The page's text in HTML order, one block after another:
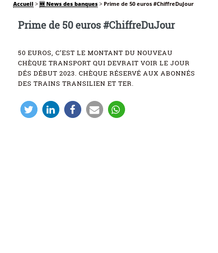
Accueil > 🆕 News des banques> Prime de 50 euros #ChiffreDuJour
Prime de 50 euros #ChiffreDuJour
50 EUROS, C’EST LE MONTANT DU NOUVEAU
CHÈQUE TRANSPORT QUI DEVRAIT VOIR LE JOUR
DÉS DÉBUT 2023. CHÈQUE RÉSERVÉ AUX ABONNÉS
DES TRAINS TRANSILIEN ET TER.